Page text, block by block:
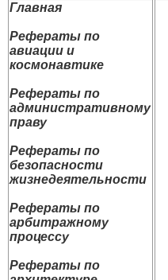
Главная
Рефераты по
авиации и
космонавтике
Рефераты по
административному
праву
Рефераты по
безопасности
жизнедеятельности
Рефераты по
арбитражному
процессу
Рефераты по